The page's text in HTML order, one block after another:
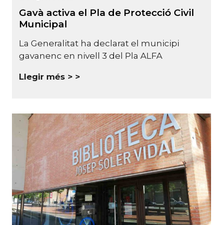
Gavà activa el Pla de Protecció Civil
Municipal
La Generalitat ha declarat el municipi
gavanenc en nivell 3 del Pla ALFA
Llegir més >